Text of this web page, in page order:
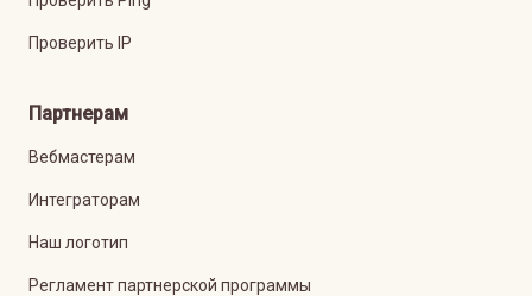
Проверить IP
Партнерам
Вебмастерам
Интеграторам
Наш логотип
Регламент партнерской программы